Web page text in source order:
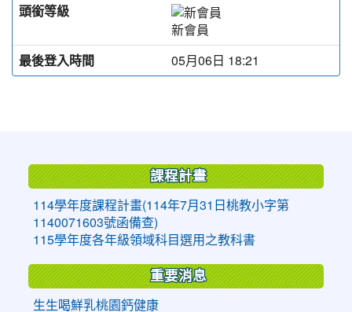
頭銜等級
新會員
最後登入時間
05月06日 18:21
課程計畫
114學年度課程計畫(114年7月31日桃教小字第
1140071603號函備查)
115學年度各年級領域科目選用之教科書
重要消息
生生喝鮮乳桃園鈣健康